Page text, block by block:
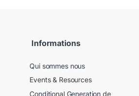
Informations
Qui sommes nous
Events & Resources
Conditional Generation de